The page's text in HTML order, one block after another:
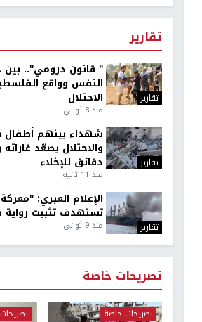
تقارير
تقارير
" قانون درومي".. بين
النفس وواقع
الاحتلال
منذ 8 ثواني
تقارير
شهداء بينهم
والاحتلال يصعّد
دقائق للإخلاء
منذ 11 ثانية
تقارير
الإعلام العبري:
تستهدف تثبيت
منذ 9 ثواني
تصريحات خاصة
تصريحات خاصة